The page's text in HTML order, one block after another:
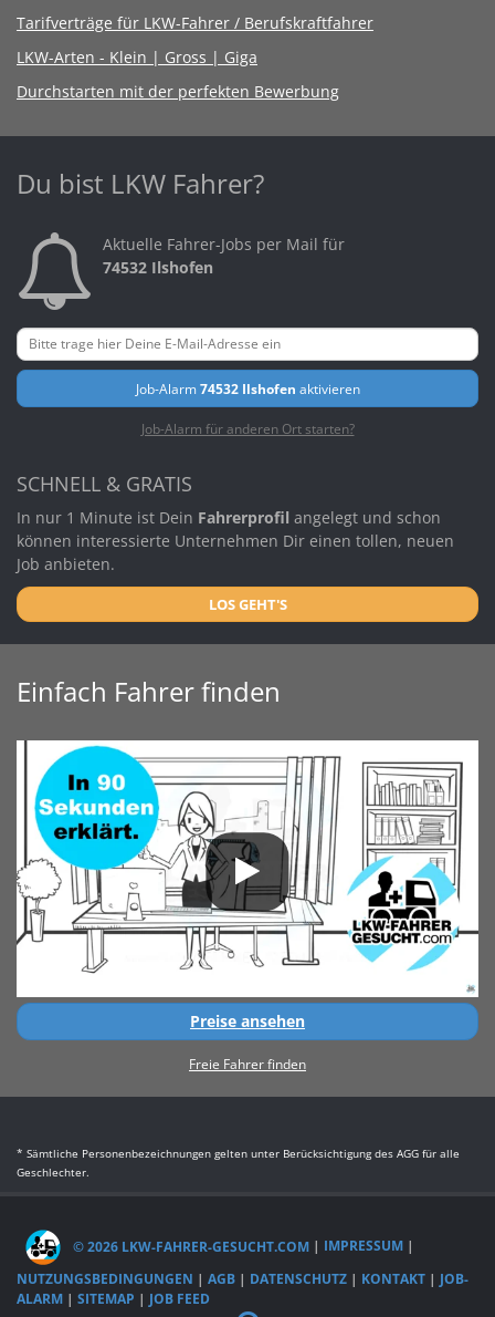
Tarifverträge für LKW-Fahrer / Berufskraftfahrer
LKW-Arten - Klein | Gross | Giga
Durchstarten mit der perfekten Bewerbung
Du bist LKW Fahrer?
Aktuelle Fahrer-Jobs per Mail für
74532 Ilshofen
Job-Alarm74532 Ilshofen aktivieren
Job-Alarm für anderen Ort starten?
SCHNELL & GRATIS
In nur 1 Minute ist Dein Fahrerprofil angelegt und schon
können interessierte Unternehmen Dir einen tollen, neuen
Job anbieten.
LOS GEHT'S
Einfach Fahrer finden
Preise ansehen
Freie Fahrer finden
* Sämtliche Personenbezeichnungen gelten unter Berücksichtigung des AGG für alle
Geschlechter.
© 2026 LKW-FAHRER-GESUCHT.COM | IMPRESSUM |
NUTZUNGSBEDINGUNGEN | AGB | DATENSCHUTZ | KONTAKT | JOB-
ALARM | SITEMAP | JOB FEED